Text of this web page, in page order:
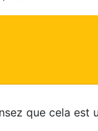
que cela est